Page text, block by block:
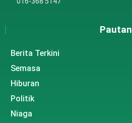
Pautan
Berita Terkini
Semasa
Hiburan
Politik
Niaga